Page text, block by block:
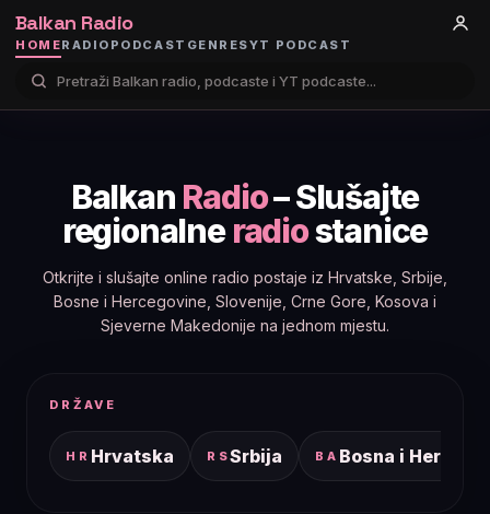
Balkan Radio
HOMERADIO PODCAST GENRESYT PODCAST
Balkan Radio– Slušajte
regionalneradiostanice
Otkrijte i slušajte online radio postaje iz Hrvatske, Srbije,
Bosne i Hercegovine, Slovenije, Crne Gore, Kosova i
Sjeverne Makedonije na jednom mjestu.
DRŽAVE
HR Hrvatska RSSrbija BA Bosna i